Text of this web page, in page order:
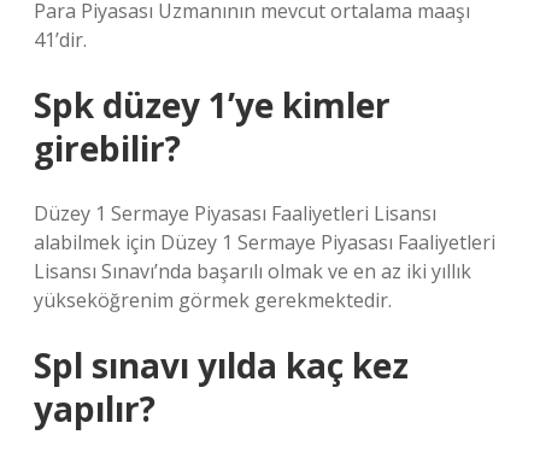
Para Piyasası Uzmanının mevcut ortalama maaşı
41’dir.
Spk düzey 1’ye kimler
girebilir?
Düzey 1 Sermaye Piyasası Faaliyetleri Lisansı
alabilmek için Düzey 1 Sermaye Piyasası Faaliyetleri
Lisansı Sınavı’nda başarılı olmak ve en az iki yıllık
yükseköğrenim görmek gerekmektedir.
Spl sınavı yılda kaç kez
yapılır?